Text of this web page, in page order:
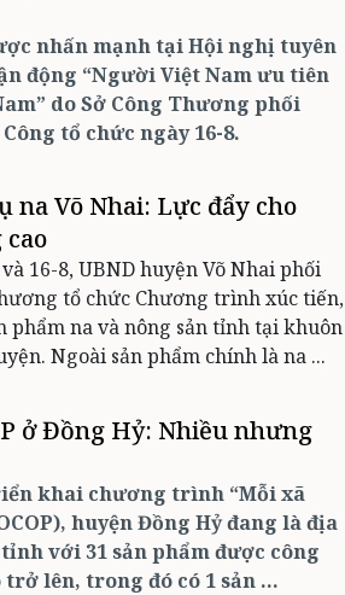
nhấn mạnh tại Hội nghị tuyên
động “Người Việt Nam ưu tiên
do Sở Công Thương phối
tổ chức ngày 16-8.
na Võ Nhai: Lực đẩy cho
16-8, UBND huyện Võ Nhai phối
tổ chức Chương trình xúc tiến,
phẩm na và nông sản tỉnh tại khuôn
Ngoài sản phẩm chính là na ...
ở Đồng Hỷ: Nhiều nhưng
khai chương trình “Mỗi xã
huyện Đồng Hỷ đang là địa
với 31 sản phẩm được công
lên, trong đó có 1 sản ...